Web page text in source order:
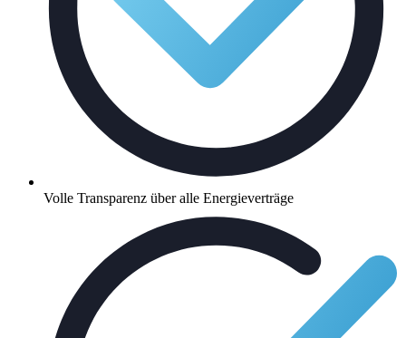
Volle Transparenz über alle Energieverträge